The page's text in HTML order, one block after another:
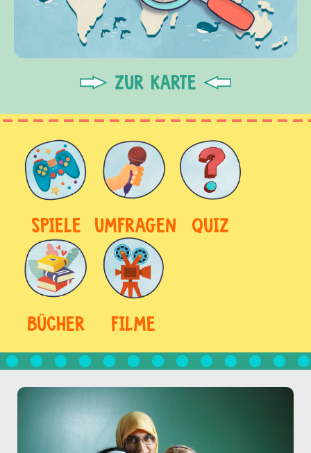
ZUR KARTE
SPIELE UMFRAGEN QUIZ
BÜCHER FILME